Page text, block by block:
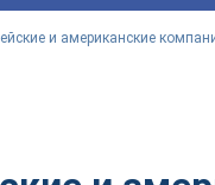
и американские